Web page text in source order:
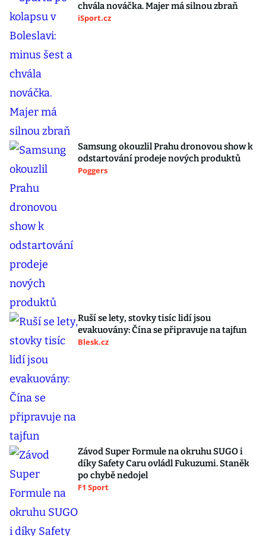
chvála nováčka. Majer má silnou zbraň
iSport.cz
Samsung okouzlil Prahu dronovou show k
odstartování prodeje nových produktů
Poggers
Ruší se lety, stovky tisíc lidí jsou
evakuovány: Čína se připravuje na tajfun
Blesk.cz
Závod Super Formule na okruhu SUGO i
díky Safety Caru ovládl Fukuzumi. Staněk
po chybě nedojel
F1 Sport